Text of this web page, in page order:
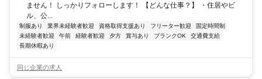
ません！ しっかりフォローします！ 【どんな仕事？】 ・住居やビ
ル、公...
制服あり 業界未経験者歓迎 資格取得支援あり フリーター歓迎
固定時間制
未経験者歓迎
午前 経験者歓迎 夕方 賞与あり ブランクOK
交通費支給
長期休暇あり
同じ企業の求人